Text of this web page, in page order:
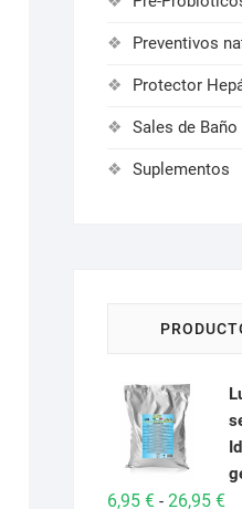
Preventivos
Protector
Sales de Baño
Suplementos
6,95 € - 26,95 €